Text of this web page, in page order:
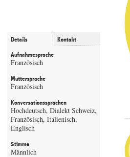
Details Kontakt
Aufnahmesprache
Französisch
Muttersprache
Französisch
Konversationssprachen
Hochdeutsch, Dialekt Schweiz,
Französisch, Italienisch,
Englisch
Stimme
Männlich